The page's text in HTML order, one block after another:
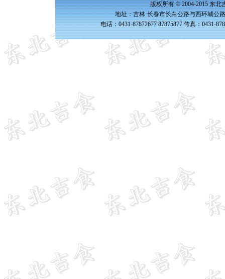
版权所有 © 2004-2015 东北
地址：吉林·长春市长白公路与西环城公
电话：0431-87872677 87875877 传真：0431-